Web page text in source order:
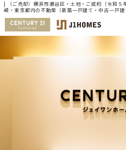
| （ご売却）横浜市瀬谷区・土地・ご成約（令
崎・東京都内の不動産（新築一戸建て・中古一戸
ュリー21ジェイワンホームズ